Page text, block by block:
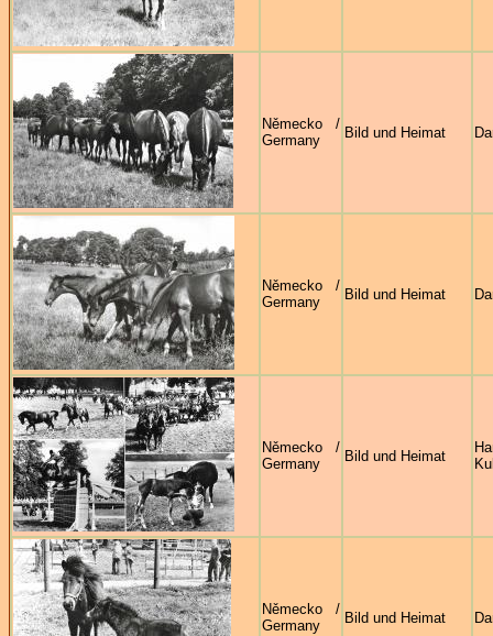
Německo /
Germany
Bild und Heimat
Německo /
Germany
Bild und Heimat
Německo /
Germany
Bild und Heimat
Německo /
Germany
Bild und Heimat